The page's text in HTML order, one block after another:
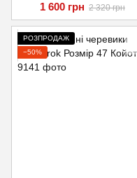
1 600 грн 2 320 грн
РОЗПРОДАЖ
−50%